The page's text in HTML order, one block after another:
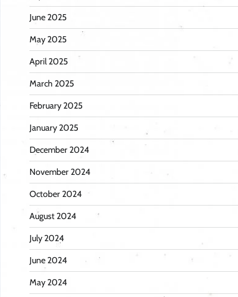
June 2025
May 2025
April 2025
March 2025
February 2025
January 2025
December 2024
November 2024
October 2024
August 2024
July 2024
June 2024
May 2024